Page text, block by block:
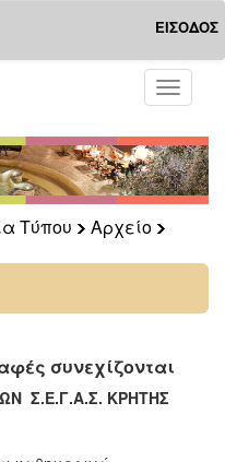
ΕΙΣΟΔΟΣ
Toggle
Τύπου
Αρχείο
συνεχίζονται
Σ.Ε.Γ.Α.Σ. ΚΡΗΤΗΣ